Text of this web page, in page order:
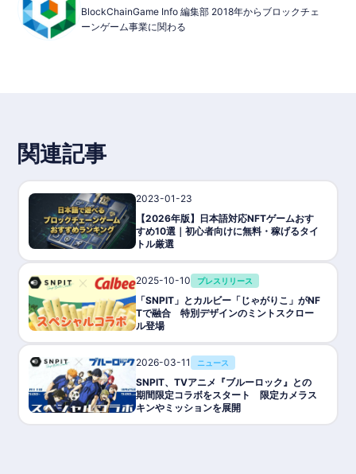
・ジャンル: Game-Fi、NFTゲーム
・対応デバイス: スマートフォン
BlockChainGame Info 編集部 2018年からブロックチェ
ーンゲーム事業に関わる
関連記事
2023-01-23
【2026年版】日本語対応NFTゲームおす
すめ10選｜初心者向けに無料・稼げるタイ
トル厳選
2025-10-10 プレスリリース
「SNPIT」とカルビー「じゃがりこ」がNF
Tで融合 特別デザインのミントスクロー
ル登場
2026-03-11 ニュース
SNPIT、TVアニメ『ブルーロック』との
期間限定コラボをスタート 限定カメラス
キンやミッションを展開